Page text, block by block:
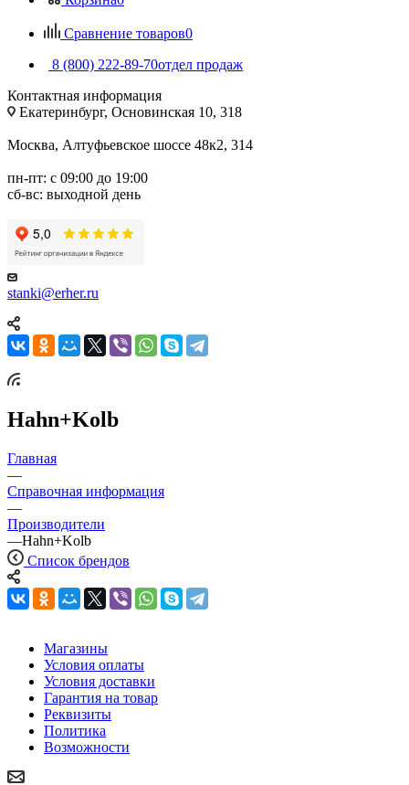
Сравнение товаров0
8 (800) 222-89-70отдел продаж
Контактная информация
Екатеринбург, Основинская 10, 318
Москва, Алтуфьевское шоссе 48к2, 314
пн-пт: с 09:00 до 19:00
сб-вс: выходной день
stanki@erher.ru
Hahn+Kolb
Главная
—
Справочная информация
—
Производители
—Hahn+Kolb
Список брендов
Магазины
Условия оплаты
Условия доставки
Гарантия на товар
Реквизиты
Политика
Возможности